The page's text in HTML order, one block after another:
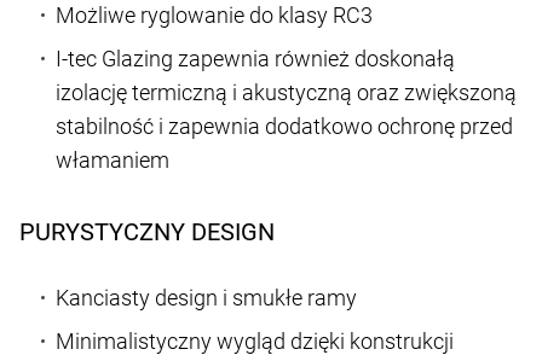
Możliwe ryglowanie do klasy RC3
I-tec Glazing zapewnia również doskonałą
izolację termiczną i akustyczną oraz zwiększoną
stabilność i zapewnia dodatkowo ochronę przed
włamaniem
PURYSTYCZNY DESIGN
Kanciasty design i smukłe ramy
Minimalistyczny wygląd dzięki konstrukcji